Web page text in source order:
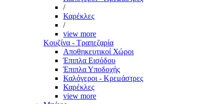
/
Καρέκλες
/
view more
Κουζίνα - Τραπεζαρία
Αποθηκευτικοί Χώροι
Έπιπλα Εισόδου
Έπιπλα Υποδοχής
Καλόγεροι - Κρεμάστρες
Καρέκλες
view more